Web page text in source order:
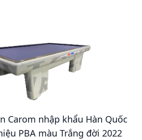
Carom nhập khẩu Hàn Quốc
PBA màu Trắng đời 2022